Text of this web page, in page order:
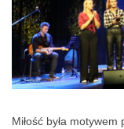
Miłość była